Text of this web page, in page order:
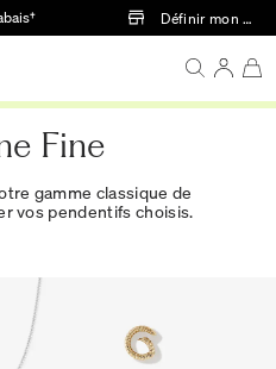
Passer au contenu principal
Définir mon
Fine
gamme classique de
vos pendentifs choisis.